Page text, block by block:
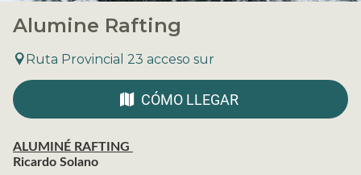
Alumine Rafting
Ruta Provincial 23 acceso sur
CÓMO LLEGAR
ALUMINÉ RAFTING
Ricardo Solano